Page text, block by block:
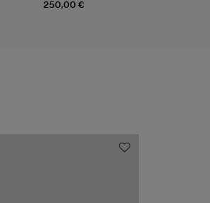
250,00 €